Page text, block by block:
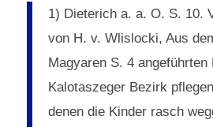
1) Dieterich a. a. O. S. 10.
von H. v. Wlislocki, Aus
Magyaren S. 4 angeführten
Kalotaszeger Bezirk
denen die Kinder rasch